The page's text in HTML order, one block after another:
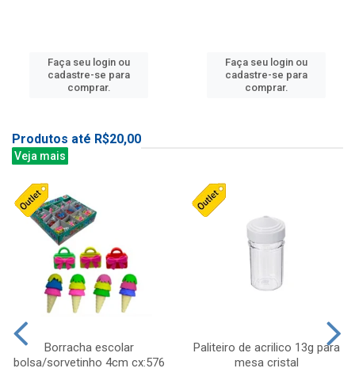
Faça seu login ou
cadastre-se para
comprar.
Faça seu login ou
cadastre-se para
comprar.
Produtos até R$20,00
Veja mais
Borracha escolar
bolsa/sorvetinho 4cm cx:576
Paliteiro de acrilico 13g para
mesa cristal